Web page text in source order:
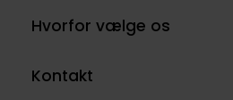
Hvorfor vælge os
Kontakt